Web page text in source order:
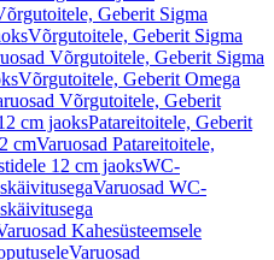
Geberit Sigma
Võrgutoitele, Geberit Sigma
Võrgutoitele, Geberit Sigma
Võrgutoitele, Geberit Omega
Võrgutoitele, Geberit
cm jaoksPatareitoitele, Geberit
cmVaruosad Patareitoitele,
12 cm jaoksWC-
Varuosad WC-
Kahesüsteemsele
Varuosad